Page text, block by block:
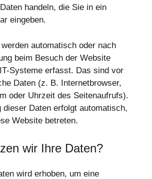
handeln, die Sie in ein
eingeben.
automatisch oder nach
beim Besuch der Website
Systeme erfasst. Das sind vor
Daten (z. B. Internetbrowser,
oder Uhrzeit des Seitenaufrufs).
dieser Daten erfolgt automatisch,
Website betreten.
wir Ihre Daten?
wird erhoben, um eine